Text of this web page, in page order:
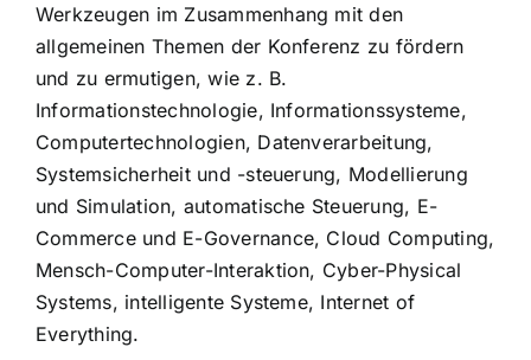
Werkzeugen im Zusammenhang mit den
allgemeinen Themen der Konferenz zu fördern
und zu ermutigen, wie z. B.
Informationstechnologie, Informationssysteme,
Computertechnologien, Datenverarbeitung,
Systemsicherheit und -steuerung, Modellierung
und Simulation, automatische Steuerung, E-
Commerce und E-Governance, Cloud Computing,
Mensch-Computer-Interaktion, Cyber-Physical
Systems, intelligente Systeme, Internet of
Everything.